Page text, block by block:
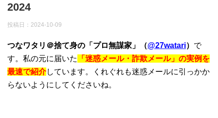
2024
投稿日： 2024-10-09
つなワタリ＠捨て身の「プロ無謀家」（@27watari） で
す。私の元に届いた
「迷惑メール・詐欺メール」の実例を
最速で紹介しています。くれぐれも迷惑メールに引っかか
らないようにしてくださいね。